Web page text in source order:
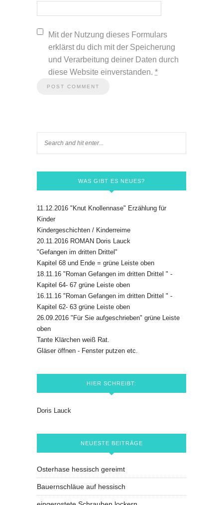
Mit der Nutzung dieses Formulars
erklärst du dich mit der Speicherung
und Verarbeitung deiner Daten durch
diese Website einverstanden. *
WAS GIBT ES NEUES?
11.12.2016 "Knut Knollennase" Erzählung für
Kinder
Kindergeschichten / Kinderreime
20.11.2016 ROMAN Doris Lauck
"Gefangen im dritten Drittel"
Kapitel 68 und Ende = grüne Leiste oben
18.11.16 "Roman Gefangen im dritten Drittel " -
Kapitel 64- 67 grüne Leiste oben
16.11.16 "Roman Gefangen im dritten Drittel " -
Kapitel 62- 63 grüne Leiste oben
26.09.2016 "Für Sie aufgeschrieben" grüne Leiste
oben
Tante Klärchen weiß Rat.
Gläser öffnen - Fenster putzen etc.
HIER SCHREIBT:
Doris Lauck
NEUESTE BEITRÄGE
Osterhase hessisch gereimt
Bauernschläue auf hessisch